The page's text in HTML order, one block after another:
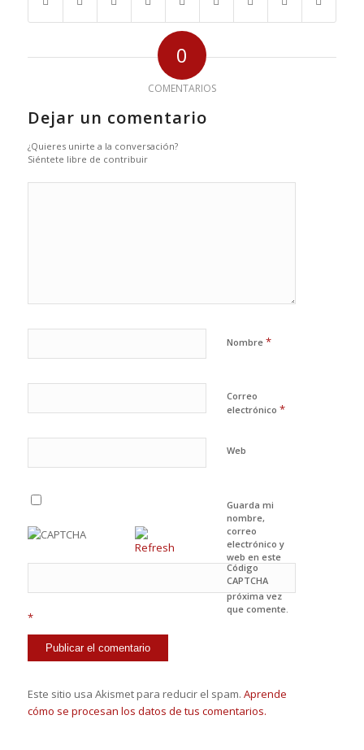
0
COMENTARIOS
Dejar un comentario
¿Quieres unirte a la conversación?
Siéntete libre de contribuir
Nombre *
Correo
electrónico *
Web
Guarda mi
nombre,
correo
electrónico y
web en este
navegador
para la
próxima vez
que comente.
Código
CAPTCHA
*
Este sitio usa Akismet para reducir el spam. Aprende
cómo se procesan los datos de tus comentarios.